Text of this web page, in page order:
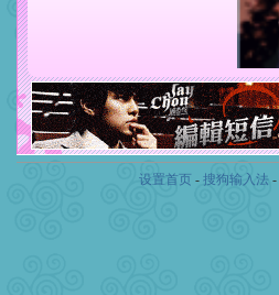
设置首页 - 搜狗输入法-